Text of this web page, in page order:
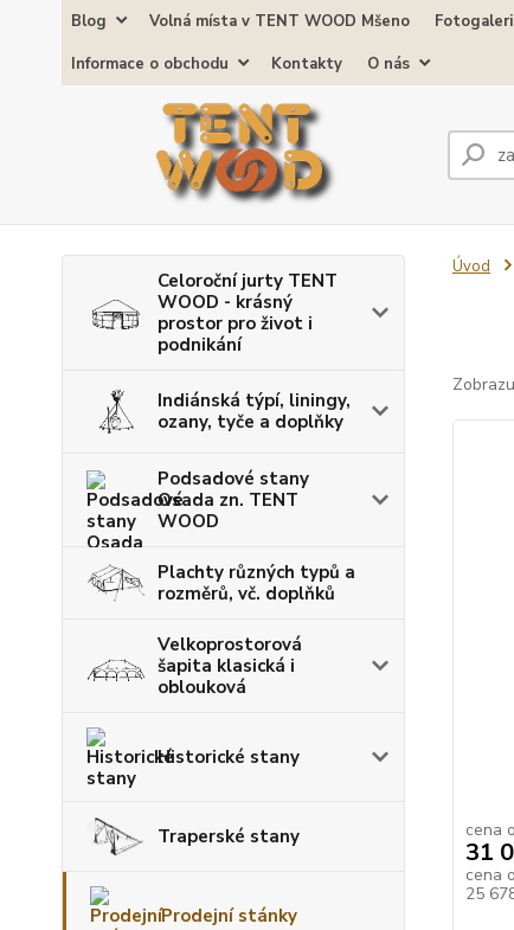
Blog Volná místa v TENT WOOD Mšeno
Informace o obchodu
Kontakty O nás
Celoroční jurty TENT
WOOD - krásný
prostor pro život i
podnikání
Indiánská týpí, liningy,
ozany, tyče a doplňky
Podsadové stany
Osada zn. TENT
WOOD
Plachty různých typů a
rozměrů, vč. doplňků
Velkoprostorová
šapita klasická i
oblouková
Historické stany
Traperské stany
Prodejní stánky
Úvod
cena
31
cena
25